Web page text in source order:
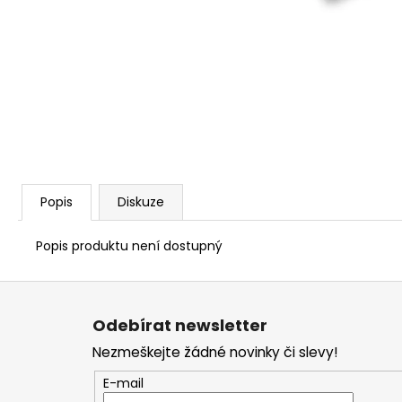
Popis Diskuze
Popis produktu není dostupný
Z
Odebírat newsletter
Nezmeškejte žádné novinky či slevy!
E-mail